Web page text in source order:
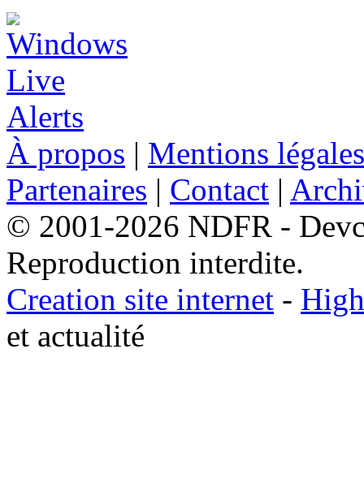
À propos | Mentions légales
Partenaires | Contact |
© 2001-2026 NDFR -
Reproduction interdite.
Creation site internet -
et actualité